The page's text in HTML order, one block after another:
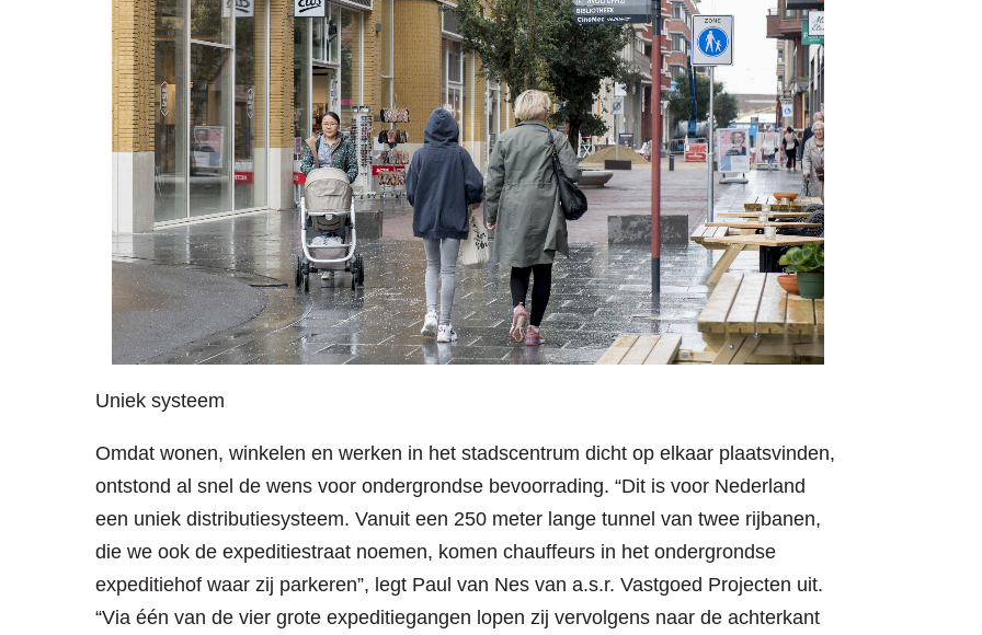
Uniek systeem
Omdat wonen, winkelen en werken in het stadscentrum dicht op elkaar plaatsvinden,
ontstond al snel de wens voor ondergrondse bevoorrading. “Dit is voor Nederland
een uniek distributiesysteem. Vanuit een 250 meter lange tunnel van twee rijbanen,
die we ook de expeditiestraat noemen, komen chauffeurs in het ondergrondse
expeditiehof waar zij parkeren”, legt Paul van Nes van a.s.r. Vastgoed Projecten uit.
“Via één van de vier grote expeditiegangen lopen zij vervolgens naar de achterkant